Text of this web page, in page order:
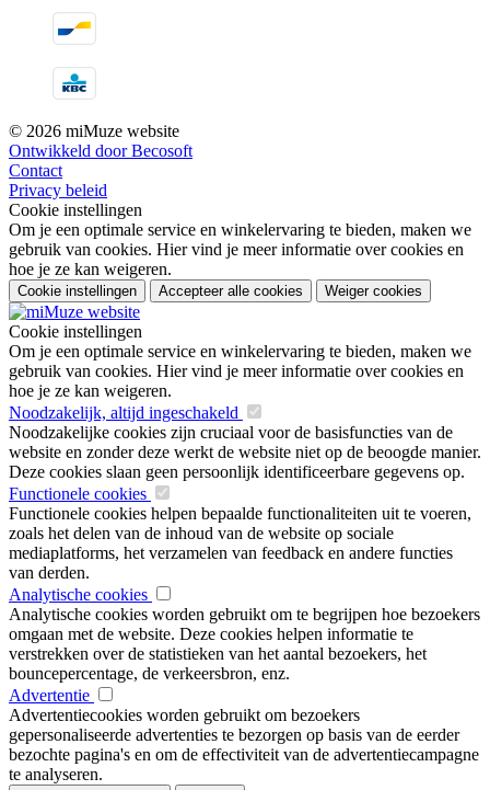
© 2026 miMuze website
Ontwikkeld door Becosoft
Contact
Privacy beleid
Cookie instellingen
Om je een optimale service en winkelervaring te bieden, maken we
gebruik van cookies. Hier vind je meer informatie over cookies en
hoe je ze kan weigeren.
Cookie instellingen Accepteer alle cookies Weiger cookies
Cookie instellingen
Om je een optimale service en winkelervaring te bieden, maken we
gebruik van cookies. Hier vind je meer informatie over cookies en
hoe je ze kan weigeren.
Noodzakelijk, altijd ingeschakeld
Noodzakelijke cookies zijn cruciaal voor de basisfuncties van de
website en zonder deze werkt de website niet op de beoogde manier.
Deze cookies slaan geen persoonlijk identificeerbare gegevens op.
Functionele cookies
Functionele cookies helpen bepaalde functionaliteiten uit te voeren,
zoals het delen van de inhoud van de website op sociale
mediaplatforms, het verzamelen van feedback en andere functies
van derden.
Analytische cookies
Analytische cookies worden gebruikt om te begrijpen hoe bezoekers
omgaan met de website. Deze cookies helpen informatie te
verstrekken over de statistieken van het aantal bezoekers, het
bouncepercentage, de verkeersbron, enz.
Advertentie
Advertentiecookies worden gebruikt om bezoekers
gepersonaliseerde advertenties te bezorgen op basis van de eerder
bezochte pagina's en om de effectiviteit van de advertentiecampagne
te analyseren.